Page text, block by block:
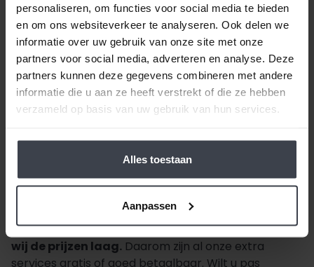
personaliseren, om functies voor social media te bieden
en om ons websiteverkeer te analyseren. Ook delen we
informatie over uw gebruik van onze site met onze
partners voor social media, adverteren en analyse. Deze
partners kunnen deze gegevens combineren met andere
informatie die u aan ze heeft verstrekt of die ze hebben
verzameld op basis van uw gebruik van hun services.
Alles toestaan
Aanpassen
Behangklare wanden
Meer nieuws
Beste klant, wanneer alles duurder wordt,houden
wij de prijzen laag. Daarom zijn al onze extra
services gratis of goed betaalbaar. Wilt u pas